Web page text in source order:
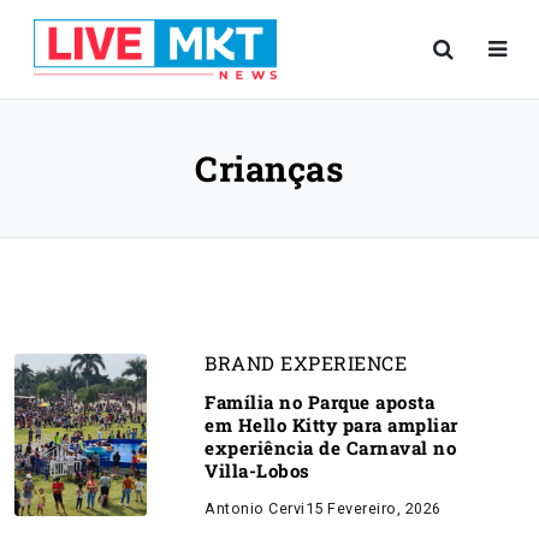
Crianças
BRAND EXPERIENCE
Família no Parque aposta
em Hello Kitty para ampliar
experiência de Carnaval no
Villa-Lobos
Antonio Cervi 15 Fevereiro, 2026